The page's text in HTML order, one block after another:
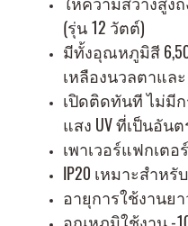
(รุ่น 12 วัตต์)
มีทั้งอุณหภูมิสี
เหลืองนวลตาและ
เปิดติดทันที ไม่มี
แสง UV ที่เป็นอัน
เพาเวอร์แฟกเตอร์
IP20 เหมาะสำห
อายุการใช้งานยา